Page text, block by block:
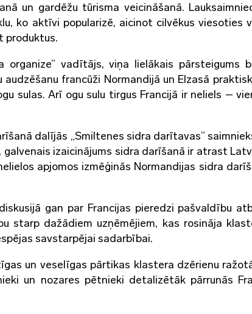
un gardēžu tūrisma veicināšanā.
ko aktīvi popularizē, aicinot cilvēkus viesoties
produktus.
organize” vadītājs, viņa lielākais pārsteigums
francūži Normandijā un Elzasā
sulas. Arī ogu sulu tirgus Francijā ir neliels –
dalījās „Smiltenes sidra darītavas”
izaicinājums sidra darīšanā ir atrast
apjomos izmēģinās Normandijas sidra
gan par Francijas pieredzi pašvaldību
starp dažādiem uzņēmējiem, kas rosināja
savstarpējai sadarbībai.
un veselīgas pārtikas klastera dzērienu
un nozares pētnieki detalizētāk pārrunās